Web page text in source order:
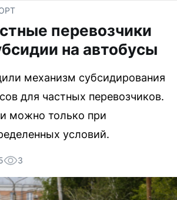
перевозчики
на автобусы
механизм субсидирования
для частных перевозчиков.
можно только при
условий.
3